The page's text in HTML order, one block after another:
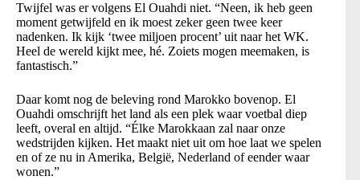
Twijfel was er volgens El Ouahdi niet. “Neen, ik heb geen
moment getwijfeld en ik moest zeker geen twee keer
nadenken. Ik kijk ‘twee miljoen procent’ uit naar het WK.
Heel de wereld kijkt mee, hé. Zoiets mogen meemaken, is
fantastisch.”
Daar komt nog de beleving rond Marokko bovenop. El
Ouahdi omschrijft het land als een plek waar voetbal diep
leeft, overal en altijd. “Élke Marokkaan zal naar onze
wedstrijden kijken. Het maakt niet uit om hoe laat we spelen
en of ze nu in Amerika, België, Nederland of eender waar
wonen.”